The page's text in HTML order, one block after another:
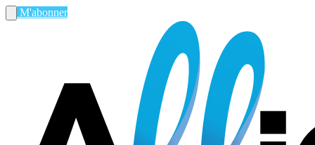
M'abonner